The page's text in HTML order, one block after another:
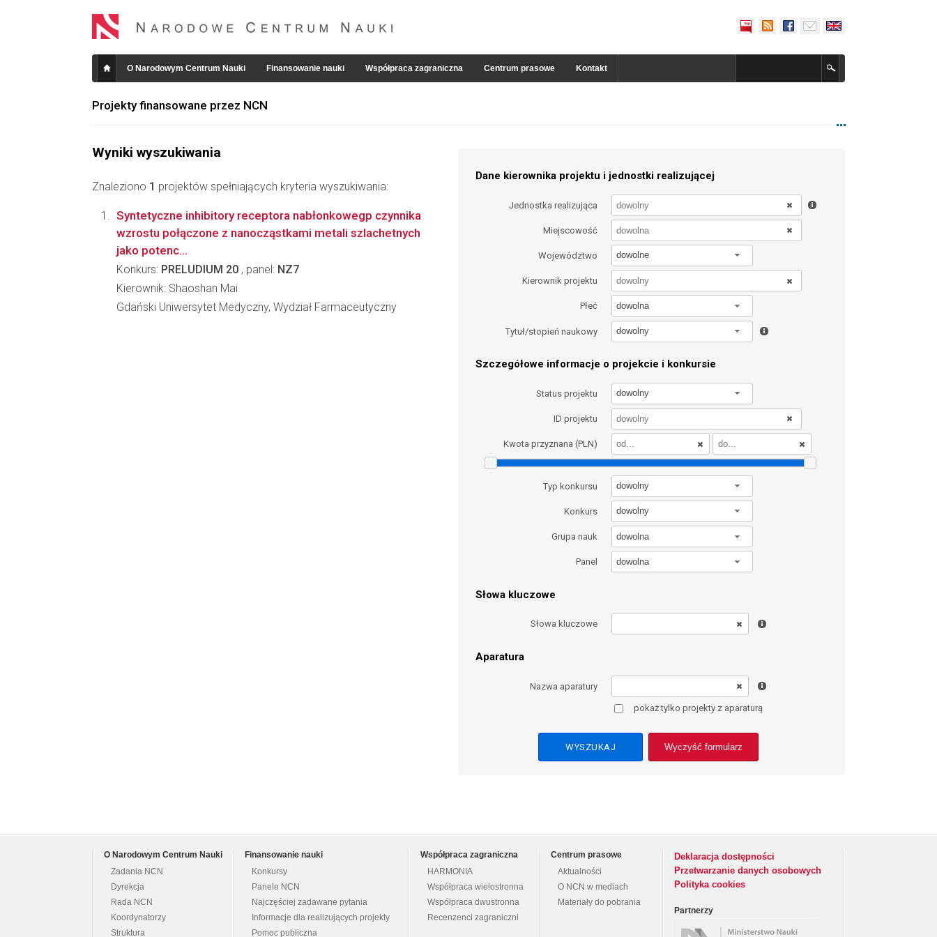
O Narodowym Centrum Nauki Finansowanie nauki Współpraca zagraniczna Centrum prasowe Kontakt
Projekty finansowane przez NCN
Wyniki wyszukiwania
Znaleziono 1 projektów spełniających kryteria wyszukiwania:
Dane kierownika projektu i jednostki realizującej
Jednostka realizująca
Miejscowość
Województwo dowolne
Kierownik projektu
Płeć dowolna
Tytuł/stopień naukowy dowolny
Szczegółowe informacje o projekcie i konkursie
Status projektu dowolny
ID projektu
Kwota przyznana (PLN)
Typ konkursu dowolny
Konkurs dowolny
Grupa nauk dowolna
Panel dowolna
Słowa kluczowe
Słowa kluczowe
Aparatura
Nazwa aparatury
pokaż tylko projekty z aparaturą
Wyczyść formularz
Syntetyczne inhibitory receptora nabłonkowegp czynnika
wzrostu połączone z nanocząstkami metali szlachetnych
jako potenc...
Konkurs: PRELUDIUM 20 , panel: NZ7
Kierownik: Shaoshan Mai
Gdański Uniwersytet Medyczny, Wydział Farmaceutyczny
O Narodowym Centrum Nauki
Zadania NCN
Dyrekcja
Rada NCN
Koordynatorzy
Struktura
Finansowanie nauki
Konkursy
Panele NCN
Najczęściej zadawane pytania
Informacje dla realizujących projekty
Pomoc publiczna
Współpraca zagraniczna
HARMONIA
Współpraca wielostronna
Współpraca dwustronna
Recenzenci zagraniczni
Centrum prasowe
Aktualności
O NCN w mediach
Materiały do pobrania
Deklaracja dostępności
Przetwarzanie danych osobowych
Polityka cookies
Partnerzy